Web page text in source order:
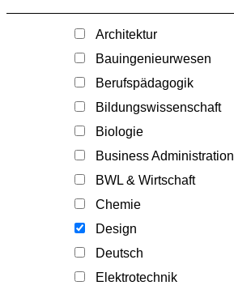
Architektur
Bauingenieurwesen
Berufspädagogik
Bildungswissenschaft
Biologie
Business Administration
BWL & Wirtschaft
Chemie
Design
Deutsch
Elektrotechnik